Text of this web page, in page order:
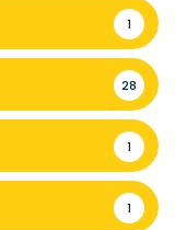
1
28
1
1